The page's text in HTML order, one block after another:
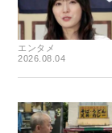
エンタメ
2026.08.04